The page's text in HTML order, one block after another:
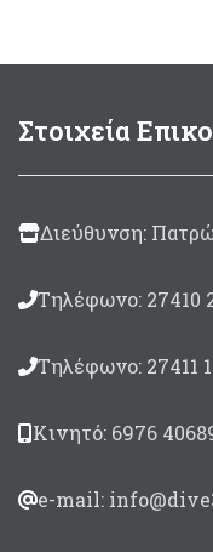
καταλύτης
gram
Στοιχεία
Διεύθυνση:
Τηλέφωνο: 27410
Τηλέφωνο: 27411
Κινητό: 6976
e-mail: